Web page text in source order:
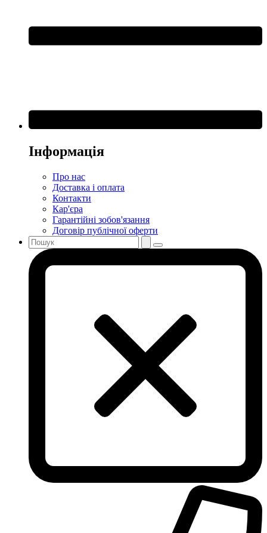
Інформація
Про нас
Доставка і оплата
Контакти
Кар'єра
Гарантійні зобов'язання
Договір публічної оферти